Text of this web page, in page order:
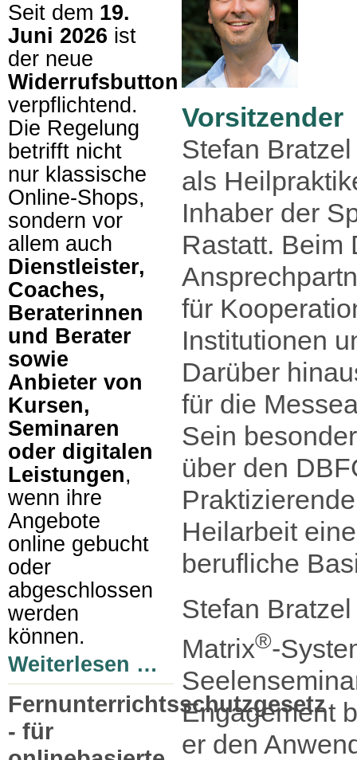
Seit dem 19.
Juni 2026 ist
der neue
Widerrufsbutton
verpflichtend.
Die Regelung
betrifft nicht
nur klassische
Online-Shops,
sondern vor
allem auch
Dienstleister,
Coaches,
Beraterinnen
und Berater
sowie
Anbieter von
Kursen,
Seminaren
oder digitalen
Leistungen,
wenn ihre
Angebote
online gebucht
oder
abgeschlossen
werden
können.
Weiterlesen …
Fernunterrichtsschutzgesetz
- für
Vorsitzender
Stefan
als
Inhaber der
Rastatt. Beim
für
Institutionen
Darüber
für die
Sein
über den
Heilarbeit
berufliche
Stefan
Matrix®-
Engagement
er den